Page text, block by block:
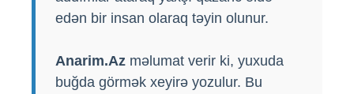
edən bir insan olaraq təyin olunur.
Anarim.Az məlumat verir ki, yuxuda
buğda görmək xeyirə yozulur. Bu